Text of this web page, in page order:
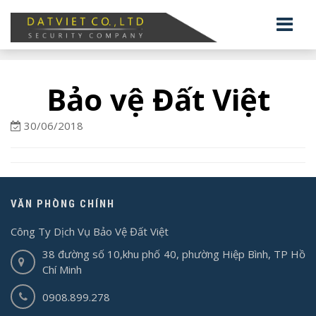
Bảo vệ Đất Việt
30/06/2018
VĂN PHÒNG CHÍNH
Công Ty Dịch Vụ Bảo Vệ Đất Việt
38 đường số 10,khu phố 40, phường Hiệp Bình, TP Hồ
Chí Minh
0908.899.278